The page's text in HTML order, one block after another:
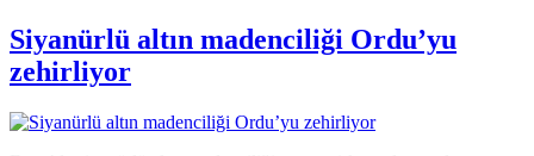
Siyanürlü altın madenciliği Ordu’yu
zehirliyor